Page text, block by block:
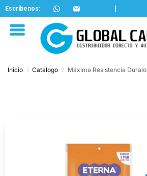
Escríbenos:
Inicio / Catalogo / Máxima Resistencia